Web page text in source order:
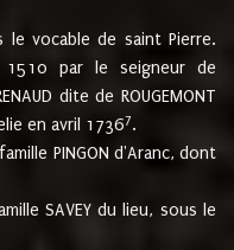
le vocable de saint Pierre.
par le seigneur de
dite de ROUGEMONT
en avril 17367.
PINGON d'Aranc, dont
SAVEY du lieu, sous le